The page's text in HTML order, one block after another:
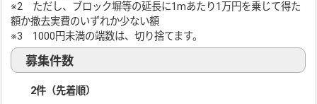
※2 ただし、ブロック塀等の延長に1mあたり1万円を乗じて得た
額か撤去実費のいずれか少ない額
※3 1000円未満の端数は、切り捨てます。
募集件数
2件（先着順）